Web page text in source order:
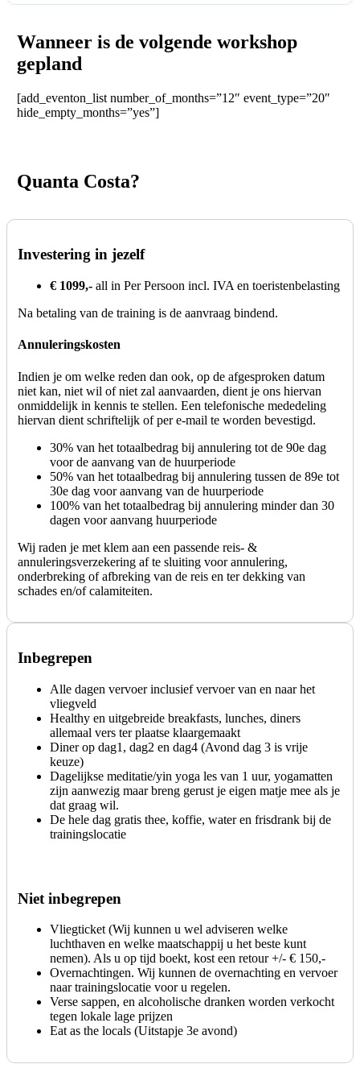
Wanneer is de volgende workshop
gepland
[add_eventon_list number_of_months=”12″ event_type=”20″
hide_empty_months=”yes”]
Quanta Costa?
Investering in jezelf
€ 1099,-all in Per Persoon incl. IVA en toeristenbelasting
Na betaling van de training is de aanvraag bindend.
Annuleringskosten
Indien je om welke reden dan ook, op de afgesproken datum
niet kan, niet wil of niet zal aanvaarden, dient je ons hiervan
onmiddelijk in kennis te stellen. Een telefonische mededeling
hiervan dient schriftelijk of per e-mail te worden bevestigd.
30% van het totaalbedrag bij annulering tot de 90e dag
voor de aanvang van de huurperiode
50% van het totaalbedrag bij annulering tussen de 89e tot
30e dag voor aanvang van de huurperiode
100% van het totaalbedrag bij annulering minder dan 30
dagen voor aanvang huurperiode
Wij raden je met klem aan een passende reis- &
annuleringsverzekering af te sluiting voor annulering,
onderbreking of afbreking van de reis en ter dekking van
schades en/of calamiteiten.
Inbegrepen
Alle dagen vervoer inclusief vervoer van en naar het
vliegveld
Healthy en uitgebreide breakfasts, lunches, diners
allemaal vers ter plaatse klaargemaakt
Diner op dag1, dag2 en dag4 (Avond dag 3 is vrije
keuze)
Dagelijkse meditatie/yin yoga les van 1 uur, yogamatten
zijn aanwezig maar breng gerust je eigen matje mee als je
dat graag wil.
De hele dag gratis thee, koffie, water en frisdrank bij de
trainingslocatie
Niet inbegrepen
Vliegticket (Wij kunnen u wel adviseren welke
luchthaven en welke maatschappij u het beste kunt
nemen). Als u op tijd boekt, kost een retour +/- € 150,-
Overnachtingen. Wij kunnen de overnachting en vervoer
naar trainingslocatie voor u regelen.
Verse sappen, en alcoholische dranken worden verkocht
tegen lokale lage prijzen
Eat as the locals (Uitstapje 3e avond)